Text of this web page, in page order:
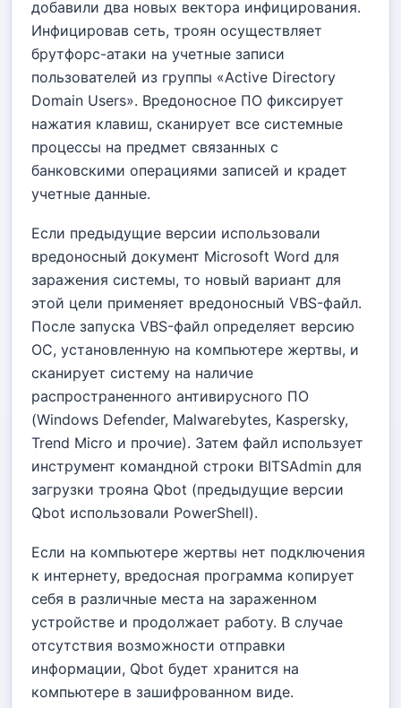
добавили два новых вектора инфицирования.
Инфицировав сеть, троян осуществляет
брутфорс-атаки на учетные записи
пользователей из группы «Active Directory
Domain Users». Вредоносное ПО фиксирует
нажатия клавиш, сканирует все системные
процессы на предмет связанных с
банковскими операциями записей и крадет
учетные данные.
Если предыдущие версии использовали
вредоносный документ Microsoft Word для
заражения системы, то новый вариант для
этой цели применяет вредоносный VBS-файл.
После запуска VBS-файл определяет версию
ОС, установленную на компьютере жертвы, и
сканирует систему на наличие
распространенного антивирусного ПО
(Windows Defender, Malwarebytes, Kaspersky,
Trend Micro и прочие). Затем файл использует
инструмент командной строки BITSAdmin для
загрузки трояна Qbot (предыдущие версии
Qbot использовали PowerShell).
Если на компьютере жертвы нет подключения
к интернету, вредосная программа копирует
себя в различные места на зараженном
устройстве и продолжает работу. В случае
отсутствия возможности отправки
информации, Qbot будет хранится на
компьютере в зашифрованном виде.